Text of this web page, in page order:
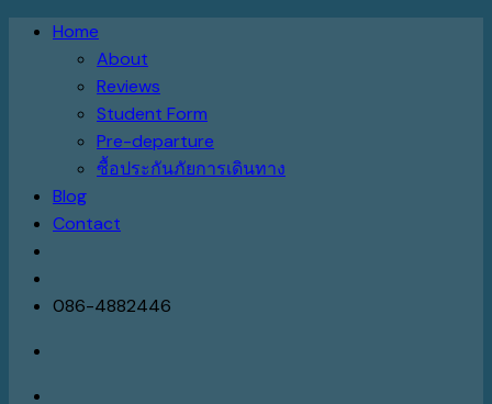
Skip Home
About
Reviews
Student Form
Pre-departure
ซื้อประกันภัยการเดินทาง
Blog
Contact
086-4882446